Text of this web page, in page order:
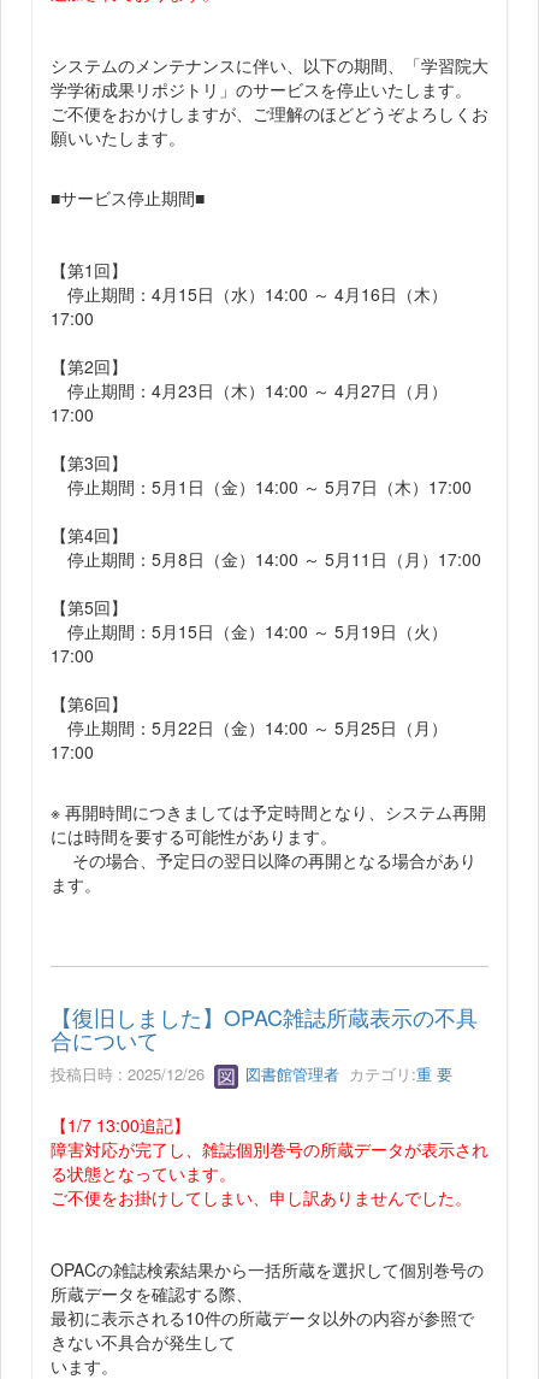
システムのメンテナンスに伴い、以下の期間、「学習院大
学学術成果リポジトリ」のサービスを停止いたします。
ご不便をおかけしますが、ご理解のほどどうぞよろしくお
願いいたします。
■サービス停止期間■
【第1回】
停止期間：4月15日（水）14:00 ～ 4月16日（木）
17:00
【第2回】
停止期間：4月23日（木）14:00 ～ 4月27日（月）
17:00
【第3回】
停止期間：5月1日（金）14:00 ～ 5月7日（木）17:00
【第4回】
停止期間：5月8日（金）14:00 ～ 5月11日（月）17:00
【第5回】
停止期間：5月15日（金）14:00 ～ 5月19日（火）
17:00
【第6回】
停止期間：5月22日（金）14:00 ～ 5月25日（月）
17:00
※ 再開時間につきましては予定時間となり、システム再開
には時間を要する可能性があります。
その場合、予定日の翌日以降の再開となる場合があり
ます。
【復旧しました】OPAC雑誌所蔵表示の不具
合について
投稿日時 : 2025/12/26 図書館管理者 カテゴリ:重 要
【1/7 13:00追記】
障害対応が完了し、雑誌個別巻号の所蔵データが表示され
る状態となっています。
ご不便をお掛けしてしまい、申し訳ありませんでした。
OPACの雑誌検索結果から一括所蔵を選択して個別巻号の
所蔵データを確認する際、
最初に表示される10件の所蔵データ以外の内容が参照で
きない不具合が発生して
います。